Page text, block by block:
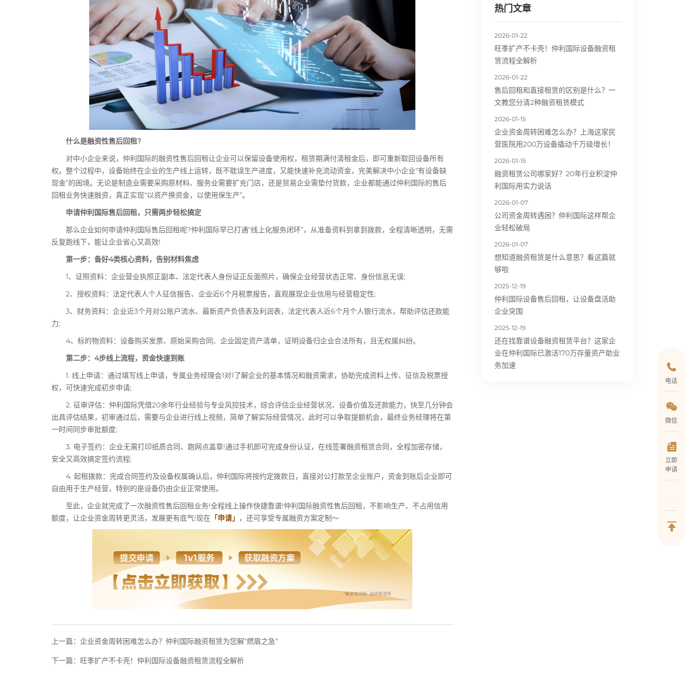
什么是融资性售后回租?
对中小企业来说，仲利国际的融资性售后回租让企业可以保留设备使用权，租赁期满付清租金后，即可重新取回设备所有
权。整个过程中，设备始终在企业的生产线上运转，既不耽误生产进度，又能快速补充流动资金，完美解决中小企业“有设备缺
现金”的困境。无论是制造业需要采购原材料、服务业需要扩充门店，还是贸易企业需垫付货款，企业都能通过仲利国际的售后
回租业务快速融资，真正实现“以资产换资金，以使用保生产”。
申请仲利国际售后回租，只需两步轻松搞定
那么企业如何申请仲利国际售后回租呢?仲利国际早已打通“线上化服务闭环”，从准备资料到拿到拨款，全程清晰透明，无需
反复跑线下，能让企业省心又高效!
第一步：备好4类核心资料，告别材料焦虑
1、证照资料：企业营业执照正副本、法定代表人身份证正反面照片，确保企业经营状态正常、身份信息无误;
2、授权资料：法定代表人个人征信报告、企业近6个月税票报告，直观展现企业信用与经营稳定性;
3、财务资料：企业近3个月对公账户流水、最新资产负债表及利润表，法定代表人近6个月个人银行流水，帮助评估还款能
力;
4、标的物资料：设备购买发票、原始采购合同、企业固定资产清单，证明设备归企业合法所有，且无权属纠纷。
第二步：4步线上流程，资金快速到账
1. 线上申请：通过填写线上申请，专属业务经理会1对1了解企业的基本情况和融资需求，协助完成资料上传、征信及税票授
权，可快速完成初步申请;
2. 征审评估：仲利国际凭借20余年行业经验与专业风控技术，综合评估企业经营状况、设备价值及还款能力，快至几分钟会
出具评估结果，初审通过后，需要与企业进行线上视频，简单了解实际经营情况，此时可以争取提额机会，最终业务经理将在第
一时间同步审批额度;
3. 电子签约：企业无需打印纸质合同、跑网点盖章!通过手机即可完成身份认证，在线签署融资租赁合同，全程加密存储，
安全又高效搞定签约流程;
4. 起租拨款：完成合同签约及设备权属确认后，仲利国际将按约定拨款日，直接对公打款至企业账户，资金到账后企业即可
自由用于生产经营，特别的是设备仍由企业正常使用。
至此，企业就完成了一次融资性售后回租业务!全程线上操作快捷靠谱!仲利国际融资性售后回租，不影响生产、不占用信用
额度，让企业资金周转更灵活，发展更有底气!现在 「申请」 ，还可享受专属融资方案定制～
上一篇： 企业资金周转困难怎么办？仲利国际融资租赁为您解“燃眉之急”
下一篇： 旺季扩产不卡壳！仲利国际设备融资租赁流程全解析
热门文章
2026-01-22
旺季扩产不卡壳！仲利国际设备融资租
赁流程全解析
2026-01-22
售后回租和直接租赁的区别是什么？一
文教您分清2种融资租赁模式
2026-01-15
企业资金周转困难怎么办？上海这家民
营医院用200万设备撬动千万级增长！
2026-01-15
融资租赁公司哪家好？20年行业积淀仲
利国际用实力说话
2026-01-07
公司资金周转遇困？仲利国际这样帮企
业轻松破局
2026-01-07
想知道融资租赁是什么意思？看这篇就
够啦
2025-12-19
仲利国际设备售后回租，让设备盘活助
企业突围
2025-12-19
还在找靠谱设备融资租赁平台？这家企
业在仲利国际已激活170万存量资产助业
务加速
电话
微信
立即
申请